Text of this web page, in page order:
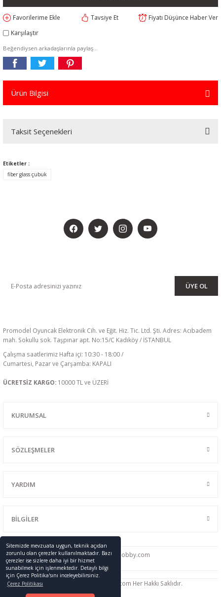
Sitemizde mevzuata uygun, teknik açıdan
zorunlu olan çerezler kullanılmaktadır. Bazı
çerezler ise sizlere daha iyi bir hizmet
sunabilmek için işlenmektedir. Detaylı bilgi
için Çerez Politika'sını inceleyebilirsiniz.
Çerez Politikası
Tavsiye Et
Fiyatı Düşünce Haber Ver
Karşılaştır
Beğendiysen arkadaşlarınla paylaş...
Ürün Bilgisi
Taksit Seçenekleri
Etiketler :
fiber glass çubuk
ÜYE OL
Promodel Oyuncak Elektronik Cih. ve Eğit. Hiz. Tic. Ltd. Şti. Adres: Acıbadem
mah. Sokullu sok. Taşpınar apt. No:15/C Kadıköy / İSTANBUL
Çalışma saatlerimiz Hafta içi: 10:30 - 18:00 /
Cumartesi, Pazar ve Çarşamba: KAPALI
ÜCRETSİZ KARGO: 10000 TL ve ÜZERİ
KURUMSAL
SÖZLEŞMELER
YARDIM
BİLGİLER
0216 428 46 91 info@promodelhobby.com
Telif Hakkı © 2005-2023 promodelhobby.com Her Hakkı Saklıdır.